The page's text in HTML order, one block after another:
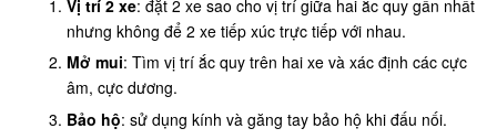
Vị trí 2 xe: đặt 2 xe sao cho vị trí giữa hai ắc quy gần nhất
nhưng không để 2 xe tiếp xúc trực tiếp với nhau.
Mở mui: Tìm vị trí ắc quy trên hai xe và xác định các cực
âm, cực dương.
Bảo hộ: sử dụng kính và găng tay bảo hộ khi đấu nối.